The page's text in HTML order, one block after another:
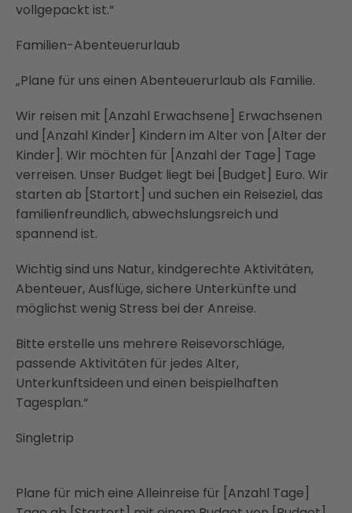
vollgepackt ist.“
Familien-Abenteuerurlaub
„Plane für uns einen Abenteuerurlaub als Familie.
Wir reisen mit [Anzahl Erwachsene] Erwachsenen
und [Anzahl Kinder] Kindern im Alter von [Alter der
Kinder]. Wir möchten für [Anzahl der Tage] Tage
verreisen. Unser Budget liegt bei [Budget] Euro. Wir
starten ab [Startort] und suchen ein Reiseziel, das
familienfreundlich, abwechslungsreich und
spannend ist.
Wichtig sind uns Natur, kindgerechte Aktivitäten,
Abenteuer, Ausflüge, sichere Unterkünfte und
möglichst wenig Stress bei der Anreise.
Bitte erstelle uns mehrere Reisevorschläge,
passende Aktivitäten für jedes Alter,
Unterkunftsideen und einen beispielhaften
Tagesplan.“
Singletrip
Plane für mich eine Alleinreise für [Anzahl Tage]